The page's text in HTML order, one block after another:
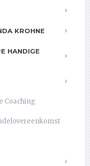
KROHNE
HANDIGE
Coaching